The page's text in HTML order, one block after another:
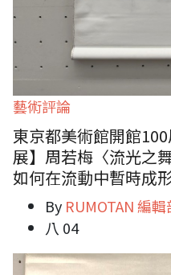
藝術評論
東京都美術館開館
展】周若梅〈流光之
如何在流動中暫時成
By RUMOTAN 編輯
八 04